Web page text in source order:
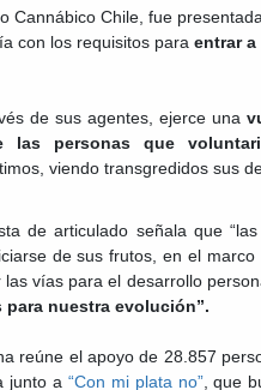
Cannábico Chile, fue
con los requisitos para entrar
de sus agentes, ejerce una
las personas que
viendo transgredidos sus
de articulado señala que
de sus frutos, en el
las vías para el desarrollo
nuestra evolución”.
reúne el apoyo de 28.857
junto a “Con mi plata no”, que